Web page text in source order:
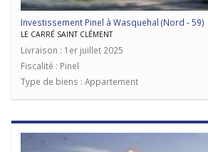
Investissement Pinel à Wasquehal (Nord - 59)
LE CARRÉ SAINT CLÉMENT
Livraison : 1er juillet 2025
Fiscalité : Pinel
Type de biens : Appartement